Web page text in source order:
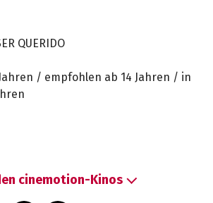
QUERIDO
/ empfohlen ab 14 Jahren / in
cinemotion-Kinos